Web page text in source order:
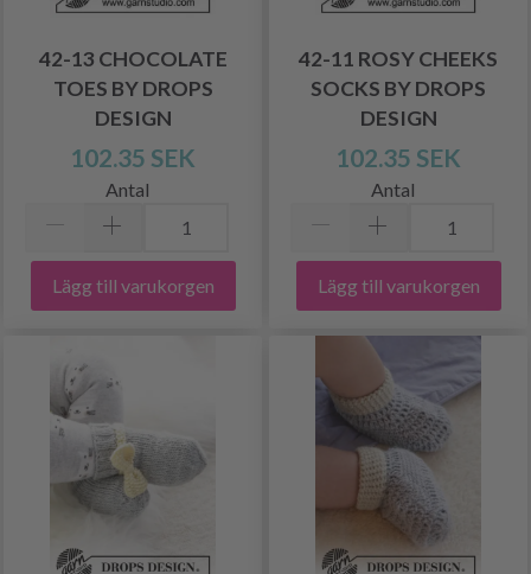
42-13 CHOCOLATE
TOES BY DROPS
DESIGN
102.35 SEK
Antal
Lägg till varukorgen
42-11 ROSY CHEEKS
SOCKS BY DROPS
DESIGN
102.35 SEK
Antal
Lägg till varukorgen